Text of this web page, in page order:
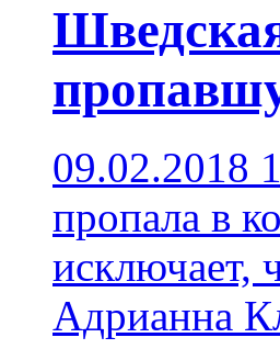
09.02.2018
пропала в
исключает,
Адрианна